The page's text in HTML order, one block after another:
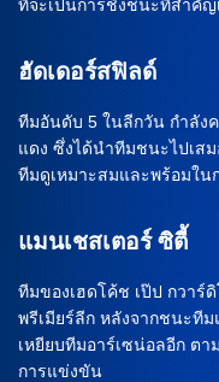
ที่จะเป็นการชิงชนะที่สำคั
ฮัดเดอร์สฟิลด์
ทีมอันดับ 5 ในลีกวัน กำลัง
แดง ซึ่งได้นำทีมชนะไปเส
ทีมดูเหมาะสมและพร้อมใน
แมนเชสเตอร์ ซิตี้
ทีมของเฮดโค้ช เป๊ป กวาร์
พรีเมียร์ลีก หลังจากชนะที
เหยียบทีมอาร์เซน่อลอีก ต
การแข่งขัน